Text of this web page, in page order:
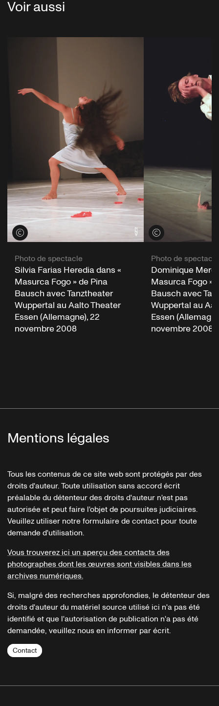
Voir aussi
Voir les crédits
Photo de spectacle
Silvia Farias Heredia dans «
Masurca Fogo » de Pina
Bausch avec Tanztheater
Wuppertal au Aalto Theater
Essen (Allemagne), 22
novembre 2008
Voir les crédits
Photo de spectacle
Dominique
Masurca Fogo »
Bausch avec
Wuppertal au
Essen
novembre 2008
Mentions légales
Tous les contenus de ce site web sont protégés par des
droits d'auteur. Toute utilisation sans accord écrit
préalable du détenteur des droits d'auteur n'est pas
autorisée et peut faire l'objet de poursuites judiciaires.
Veuillez utiliser notre formulaire de contact pour toute
demande d'utilisation.
Vous trouverez ici un aperçu des contacts des
photographes dont les œuvres sont visibles dans les
archives numériques.
Si, malgré des recherches approfondies, le détenteur des
droits d'auteur du matériel source utilisé ici n'a pas été
identifié et que l'autorisation de publication n'a pas été
demandée, veuillez nous en informer par écrit.
Contact